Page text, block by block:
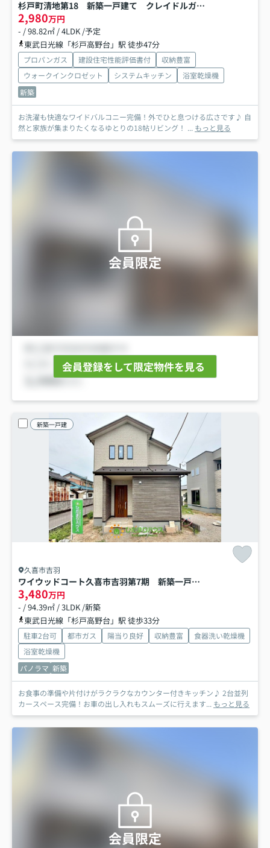
杉戸町清地第18 新築一戸建て クレイドルガーデン
2,980万円
- / 98.82㎡ / 4LDK /予定
東武日光線「杉戸高野台」駅 徒歩47分
プロパンガス 建設住宅性能評価書付
収納豊富
ウォークインクロゼット
システムキッチン
浴室乾燥機
新築
お洗濯も快適なワイドバルコニー完備！外でひと息つける広さです♪ 自
然と家族が集まりたくなるゆとりの18帖リビング！ ... もっと見る
会員限定
会員登録をして限定物件を見る
新築一戸建
久喜市吉羽
ワイウッドコート久喜市吉羽第7期 新築一戸建て 05
3,480万円
- / 94.39㎡ / 3LDK /新築
東武日光線「杉戸高野台」駅 徒歩33分
駐車2台可 都市ガス 陽当り良好 収納豊富
食器洗い乾燥機
浴室乾燥機
パノラマ 新築
お食事の準備や片付けがラクラクなカウンター付きキッチン♪ 2台並列
カースペース完備！お車の出し入れもスムーズに行えます... もっと見る
会員限定